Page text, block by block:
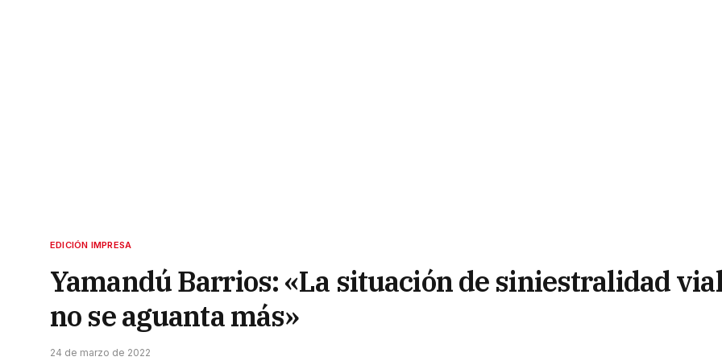
EDICIÓN IMPRESA
Yamandú Barrios: «La situación de siniestralidad
no se aguanta más»
24 de marzo de 2022